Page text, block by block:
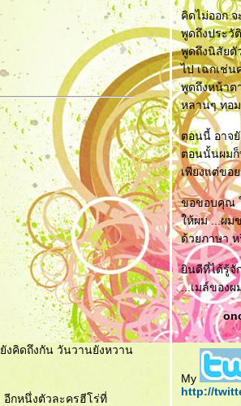
งคิดถึงกัน วันวานยังหวาน
อีกหนึ่งตัวละครฮีโร่ที่
คิดไม่ออก จ
พูดถึงประวั
พูดถึงนิสัยตั
ไป เฉกเช่
พูดถึงหน้าต
หลานๆ ทอ
ตอนนี้ อาจ
ตอนนั้นผมก็
เพียงแต่ขอ
ขอขอบคุณ
ห้ผม ...ผมข
ด้วยภาษา
นดีที่ได้รู้จัก
...เมล์ของ
My
http://